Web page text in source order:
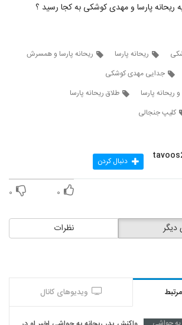
ریحانه پارسا و مهدی کوشکی به کجا رسید ؟
ریحانه پارسا
ریحانه پارسا و همسرش
جدایی مهدی کوشکی
پارسا
طلاق ریحانه پارسا
کلیپ جنجالی
دنبال کردن
۰ ۰
نظرات دیگر
ویدیوهای کانال